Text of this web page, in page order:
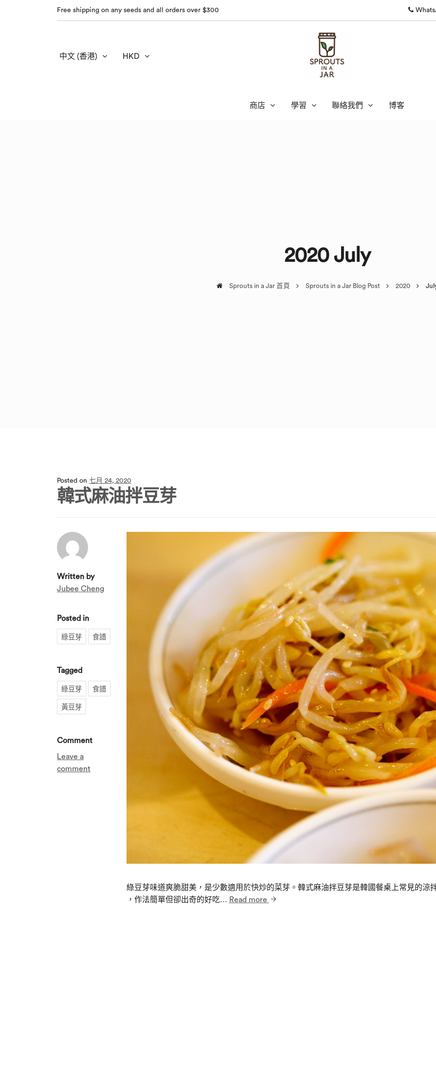
Free shipping on any seeds and all orders over $300
中文 (香港) HKD
商店 學習 聯絡我們 博客
2020 July
Sprouts in a Jar 首頁 Sprouts in a Jar Blog Post 2020
Posted on 七月 24, 2020
韓式麻油拌豆芽
Written by
Jubee Cheng
Posted in
綠豆芽 食譜
Tagged
綠豆芽 食譜
黃豆芽
Comment
Leave a
comment
綠豆芽味道爽脆甜美，是少數適用於快炒的菜芽。韓式麻油拌豆芽是韓國餐桌上常見的涼
，作法簡單但卻出奇的好吃… Read more